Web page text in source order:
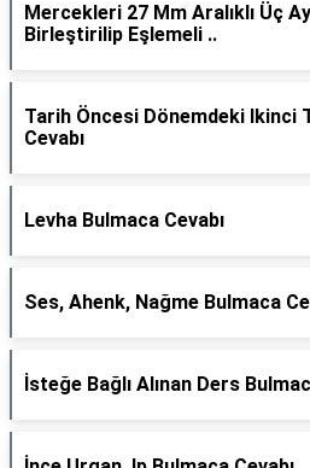
Mercekleri 27 Mm Aralıklı Üç
Birleştirilip Eşlemeli ..
Tarih Öncesi Dönemdeki Ikinci
Cevabı
Levha Bulmaca Cevabı
Ses, Ahenk, Nağme Bulmaca
İsteğe Bağlı Alınan Ders